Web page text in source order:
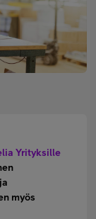
Yrityksille
myös